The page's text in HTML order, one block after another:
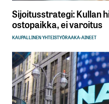
Sijoitusstrategi: Kullan
ostopaikka, ei varoitus
KAUPALLINEN YHTEISTYÖRAAKA-AINEET